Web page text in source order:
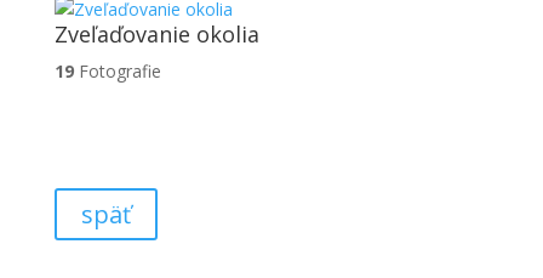
Zveľaďovanie okolia
19Fotografie
späť